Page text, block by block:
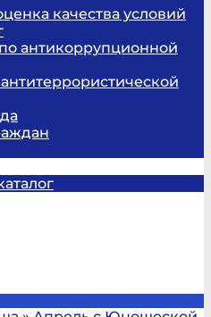
качества условий
антикоррупционной